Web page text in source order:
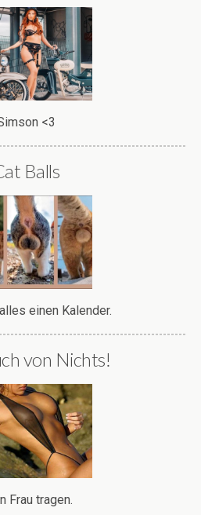
<3
Balls
einen Kalender.
von Nichts!
Frau tragen.